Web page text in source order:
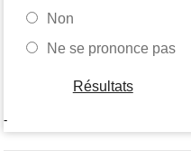
Non
Ne se prononce pas
Résultats
-